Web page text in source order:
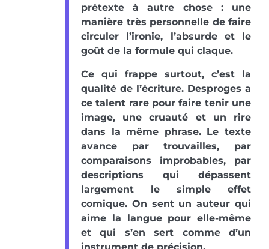
prétexte à autre chose : une
manière très personnelle de faire
circuler l’ironie, l’absurde et le
goût de la formule qui claque.
Ce qui frappe surtout, c’est la
qualité de l’écriture. Desproges a
ce talent rare pour faire tenir une
image, une cruauté et un rire
dans la même phrase. Le texte
avance par trouvailles, par
comparaisons improbables, par
descriptions qui dépassent
largement le simple effet
comique. On sent un auteur qui
aime la langue pour elle-même
et qui s’en sert comme d’un